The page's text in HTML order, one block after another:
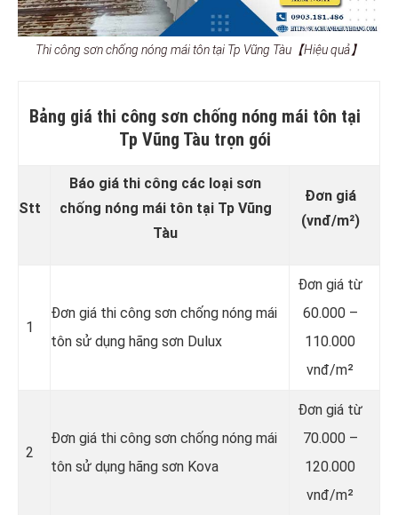
Thi công sơn chống nóng mái tôn tại Tp Vũng Tàu【Hiệu quả】
Bảng giá thi công sơn chống nóng mái tôn tại
Tp Vũng Tàu trọn gói
Stt
Báo giá thi công các loại sơn
chống nóng mái tôn tại Tp Vũng
Tàu
Đơn giá
(vnđ/m²)
1
Đơn giá thi công sơn chống nóng mái
tôn sử dụng hãng sơn Dulux
Đơn giá từ
60.000 –
110.000
vnđ/m²
2
Đơn giá thi công sơn chống nóng mái
tôn sử dụng hãng sơn Kova
Đơn giá từ
70.000 –
120.000
vnđ/m²